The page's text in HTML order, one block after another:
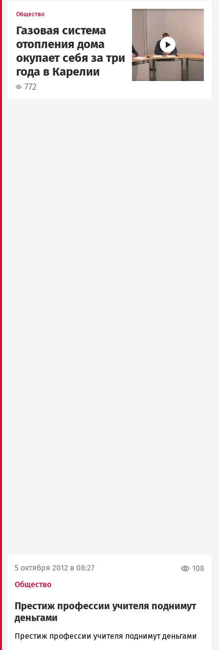
Общество
Газовая система
отопления дома
окупает себя за три
года в Карелии
772
5 октября 2012 в 08:27
Общество
108
Престиж профессии учителя поднимут
деньгами
admintimur
Престиж профессии учителя поднимут деньгами